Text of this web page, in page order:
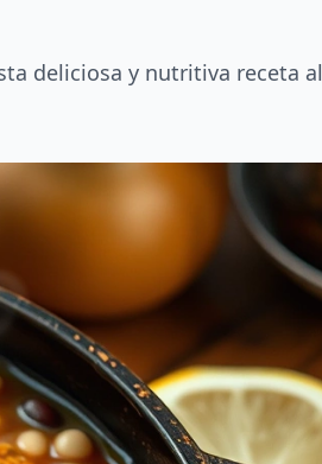
deliciosa y nutritiva receta al